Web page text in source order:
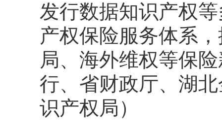
发行数据知识产权
产权保险服务体系
局、海外维权等保
行、省财政厅、湖
识产权局）